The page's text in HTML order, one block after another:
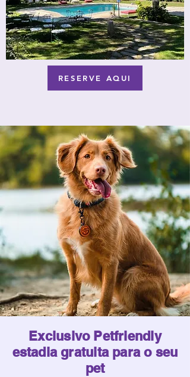
RESERVE AQUI
Exclusivo Petfriendly
estadia gratuita para o seu
pet